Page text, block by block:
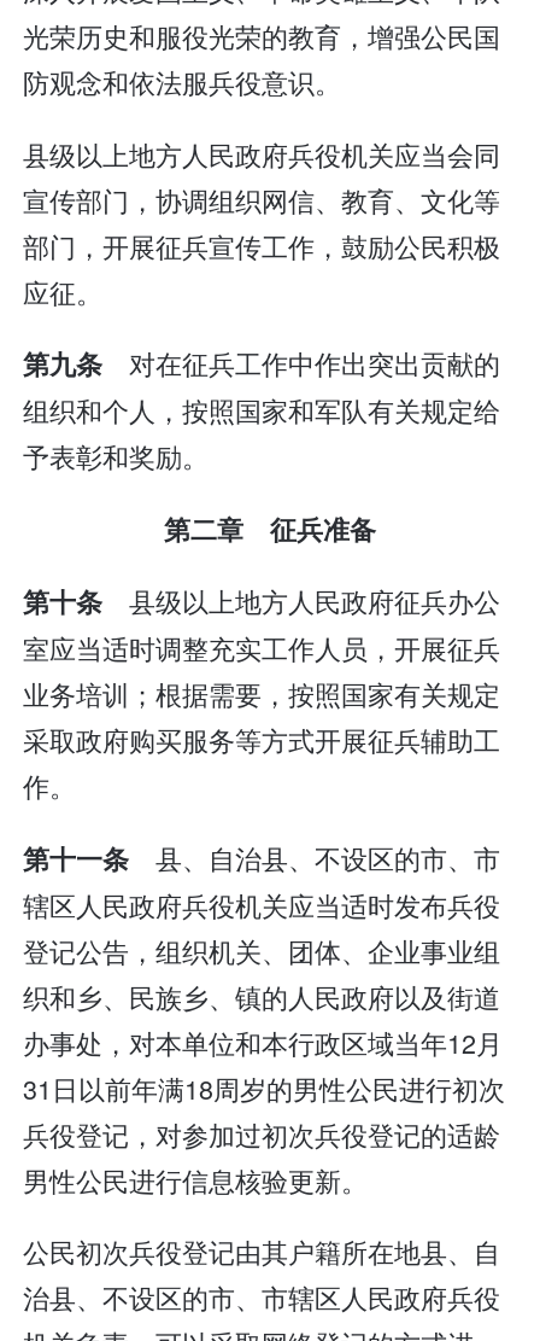
光荣历史和服役光荣的教育，增强公民国
防观念和依法服兵役意识。
县级以上地方人民政府兵役机关应当会同
宣传部门，协调组织网信、教育、文化等
部门，开展征兵宣传工作，鼓励公民积极
应征。
第九条 对在征兵工作中作出突出贡献的
组织和个人，按照国家和军队有关规定给
予表彰和奖励。
第二章 征兵准备
第十条 县级以上地方人民政府征兵办公
室应当适时调整充实工作人员，开展征兵
业务培训；根据需要，按照国家有关规定
采取政府购买服务等方式开展征兵辅助工
作。
第十一条 县、自治县、不设区的市、市
辖区人民政府兵役机关应当适时发布兵役
登记公告，组织机关、团体、企业事业组
织和乡、民族乡、镇的人民政府以及街道
办事处，对本单位和本行政区域当年12月
31日以前年满18周岁的男性公民进行初次
兵役登记，对参加过初次兵役登记的适龄
男性公民进行信息核验更新。
公民初次兵役登记由其户籍所在地县、自
治县、不设区的市、市辖区人民政府兵役